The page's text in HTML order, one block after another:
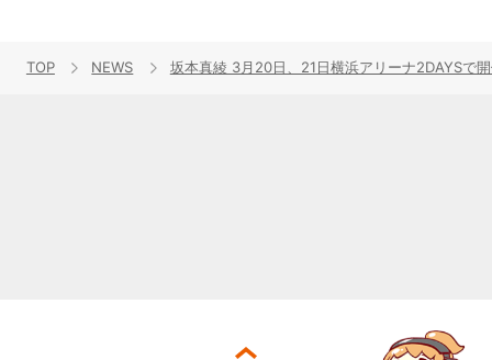
TOP NEWS 坂本真綾 3月20日、21日横浜アリーナ2DAYSで